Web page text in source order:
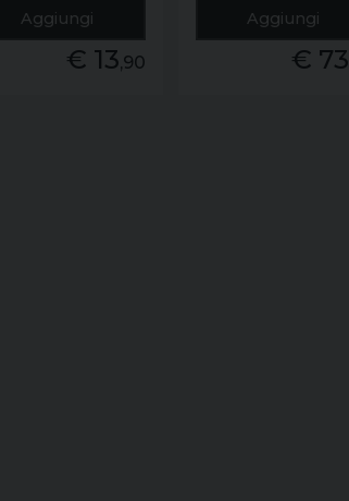
Aggiungi
€ 13,90
Aggiungi
€ 73